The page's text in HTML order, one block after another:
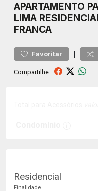
APARTAMENTO
LIMA
FRANCA
Favoritar |
Compartilhe:
Residencial
Finalidade